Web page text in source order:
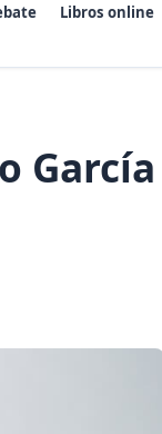
Libros online
García